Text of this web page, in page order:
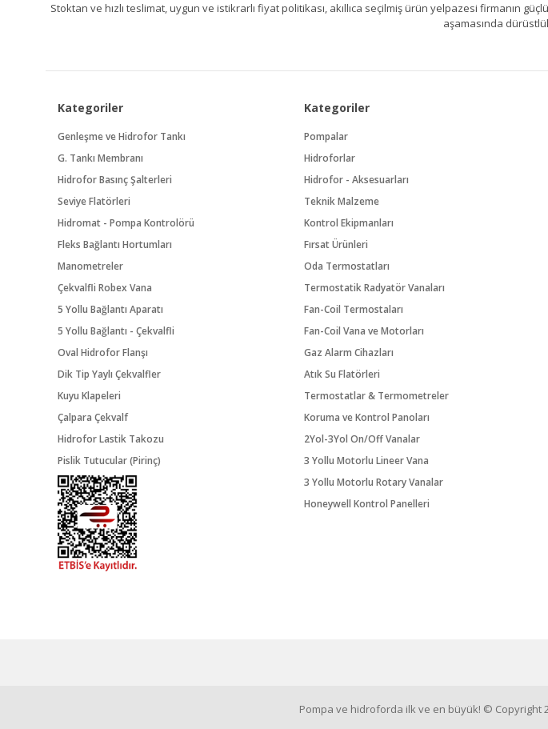
Stoktan ve hızlı teslimat, uygun ve istikrarlı fiyat politikası, akıllıca seçilmiş ürün yelpazesi firmanın
aşamasında
Kategoriler
Genleşme ve Hidrofor Tankı
G. Tankı Membranı
Hidrofor Basınç Şalterleri
Seviye Flatörleri
Hidromat - Pompa Kontrolörü
Fleks Bağlantı Hortumları
Manometreler
Çekvalfli Robex Vana
5 Yollu Bağlantı Aparatı
5 Yollu Bağlantı - Çekvalfli
Oval Hidrofor Flanşı
Dik Tip Yaylı Çekvalfler
Kuyu Klapeleri
Çalpara Çekvalf
Hidrofor Lastik Takozu
Pislik Tutucular (Pirinç)
Kategoriler
Pompalar
Hidroforlar
Hidrofor - Aksesuarları
Teknik Malzeme
Kontrol Ekipmanları
Fırsat Ürünleri
Oda Termostatları
Termostatik Radyatör Vanaları
Fan-Coil Termostaları
Fan-Coil Vana ve Motorları
Gaz Alarm Cihazları
Atık Su Flatörleri
Termostatlar & Termometreler
Koruma ve Kontrol Panoları
2Yol-3Yol On/Off Vanalar
3 Yollu Motorlu Lineer Vana
3 Yollu Motorlu Rotary Vanalar
Honeywell Kontrol Panelleri
Pompa ve hidroforda ilk ve en büyük! © Copyright